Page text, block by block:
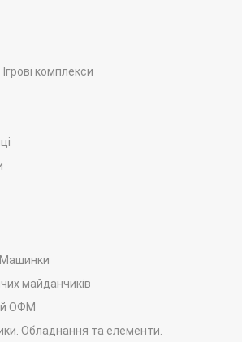
комплекси
Машинки
майданчиків
ОФМ
Обладнання та елементи.